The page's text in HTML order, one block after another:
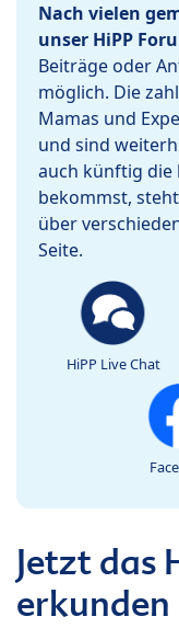
Nach vielen
unser HiPP
Beiträge oder
möglich. Die
Mamas und
und sind
auch künftig die
bekommst,
über
Seite.
HiPP Live Chat
Jetzt das
erkunden